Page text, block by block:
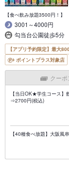
【食べ飲み放題3500円！】
3001～4000円
勾当台公園徒歩5分
【アプリ予約限定】最大
ポイントプラス対象店
クーポ
【当日OK★学生コース】
⇒2700円(税込)
【40種食べ放題】大阪風